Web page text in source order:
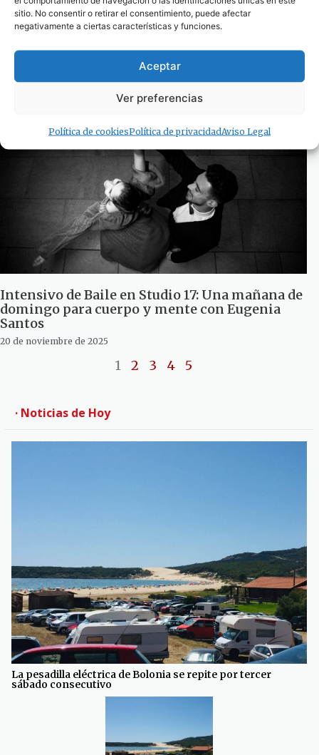
sitio. No consentir o retirar el consentimiento, puede afectar
negativamente a ciertas características y funciones.
Aceptar
Ver preferencias
Política de cookiesPolítica de privacidadAviso Legal
«¿3 € por Garbanzos con atún, langostinos y
alcachofas este domingo en el Mercado de
Abastos ? ¿qué más recetas hay? Gracias!!!!»»
5 de diciembre de 2025
Intensivo de Baile en Studio 17: Una mañana de
domingo para cuerpo y mente con Eugenia
Santos
20 de noviembre de 2025
1 2 3 4 5
· Noticias de Hoy
La pesadilla eléctrica de Bolonia se repite por tercer
sábado consecutivo